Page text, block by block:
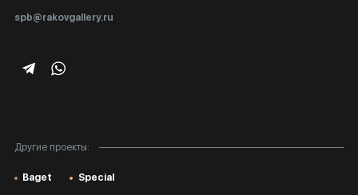
spb@rakovgallery.ru
Другие проекты:
Baget Special
Подарочные сертификаты